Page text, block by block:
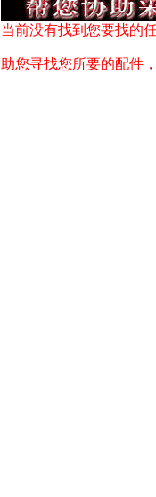
当前没有找到您要找的
助您寻找您所要的配件